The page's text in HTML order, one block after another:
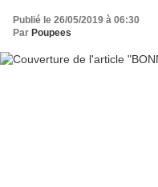
Publié le 26/05/2019 à 06:30
Par Poupees